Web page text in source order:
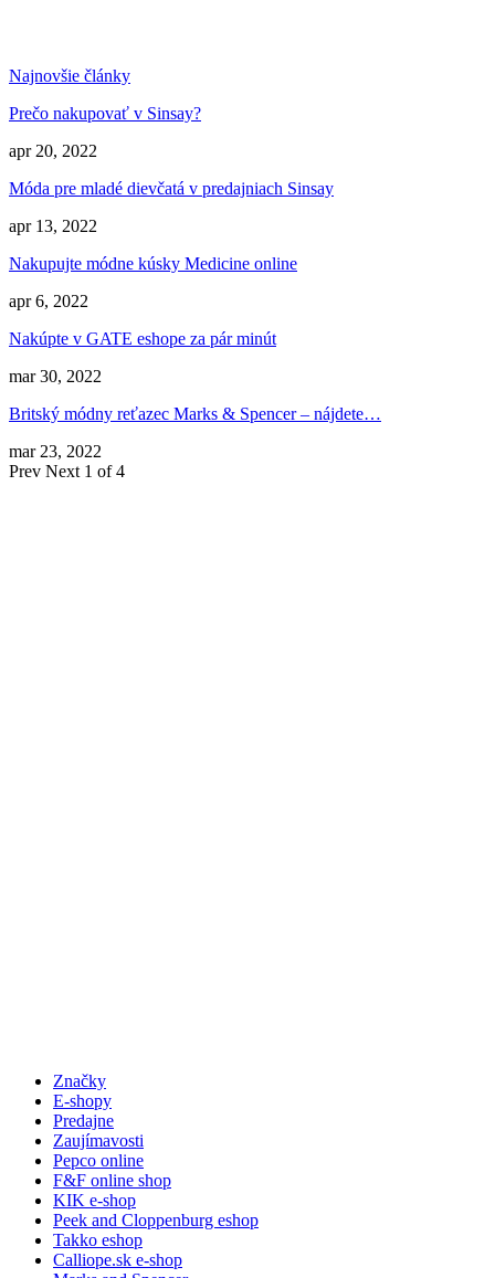
Najnovšie články
Prečo nakupovať v Sinsay?
apr 20, 2022
Móda pre mladé dievčatá v predajniach Sinsay
apr 13, 2022
Nakupujte módne kúsky Medicine online
apr 6, 2022
Nakúpte v GATE eshope za pár minút
mar 30, 2022
Britský módny reťazec Marks & Spencer – nájdete…
mar 23, 2022
Prev Next 1 of 4
Značky
E-shopy
Predajne
Zaujímavosti
Pepco online
F&F online shop
KIK e-shop
Peek and Cloppenburg eshop
Takko eshop
Calliope.sk e-shop